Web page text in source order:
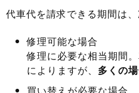
代車代を請求できる期間は、
修理可能な場合
修理に必要な相当期間
によりますが、 多くの
買い替えが必要な場合